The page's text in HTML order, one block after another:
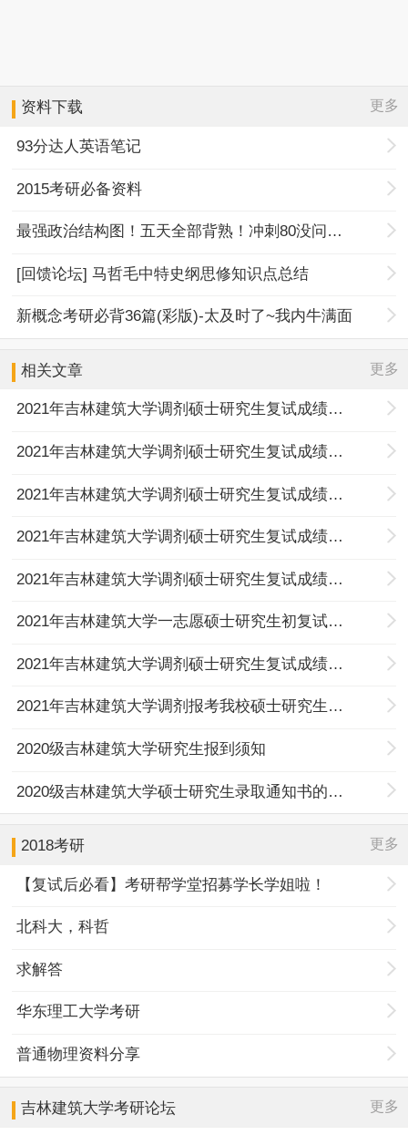
资料下载 更多
93分达人英语笔记
2015考研必备资料
最强政治结构图！五天全部背熟！冲刺80没问题！
[回馈论坛] 马哲毛中特史纲思修知识点总结
新概念考研必背36篇(彩版)-太及时了~我内牛满面
相关文章 更多
2021年吉林建筑大学调剂硕士研究生复试成绩及拟录取名单公示（第六批）
2021年吉林建筑大学调剂硕士研究生复试成绩及拟录取名单公示（第四批）
2021年吉林建筑大学调剂硕士研究生复试成绩及拟录取名单公示（第三批）
2021年吉林建筑大学调剂硕士研究生复试成绩及拟录取名单公示（第二批）
2021年吉林建筑大学调剂硕士研究生复试成绩及拟录取名单公示（第一批）
2021年吉林建筑大学一志愿硕士研究生初复试成绩及拟录取名单公示
2021年吉林建筑大学调剂硕士研究生复试成绩及拟录取名单公示（第五批非全日制）
2021年吉林建筑大学调剂报考我校硕士研究生复试成绩及拟录取名单公示（第五批全日制）
2020级吉林建筑大学研究生报到须知
2020级吉林建筑大学硕士研究生录取通知书的通知
2018考研 更多
【复试后必看】考研帮学堂招募学长学姐啦！
北科大，科哲
求解答
华东理工大学考研
普通物理资料分享
吉林建筑大学考研论坛 更多